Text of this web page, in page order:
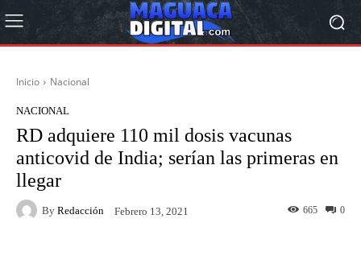
Inicio Nacional
NACIONAL
RD adquiere 110 mil dosis vacunas
anticovid de India; serían las primeras en
llegar
By Redacción Febrero 13, 2021 0
665